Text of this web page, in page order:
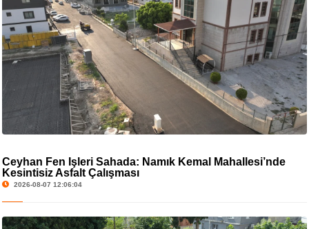
Ceyhan Fen İşleri Sahada: Namık Kemal Mahallesi’nde
Kesintisiz Asfalt Çalışması
2026-08-07 12:06:04